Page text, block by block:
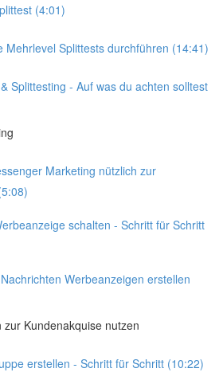
(4:01)
Mehrlevel Splittests durchführen (14:41)
Splittesting - Auf was du achten solltest
Marketing nützlich zur
schalten - Schritt für Schritt
Werbeanzeigen erstellen
Kundenakquise nutzen
erstellen - Schritt für Schritt (10:22)